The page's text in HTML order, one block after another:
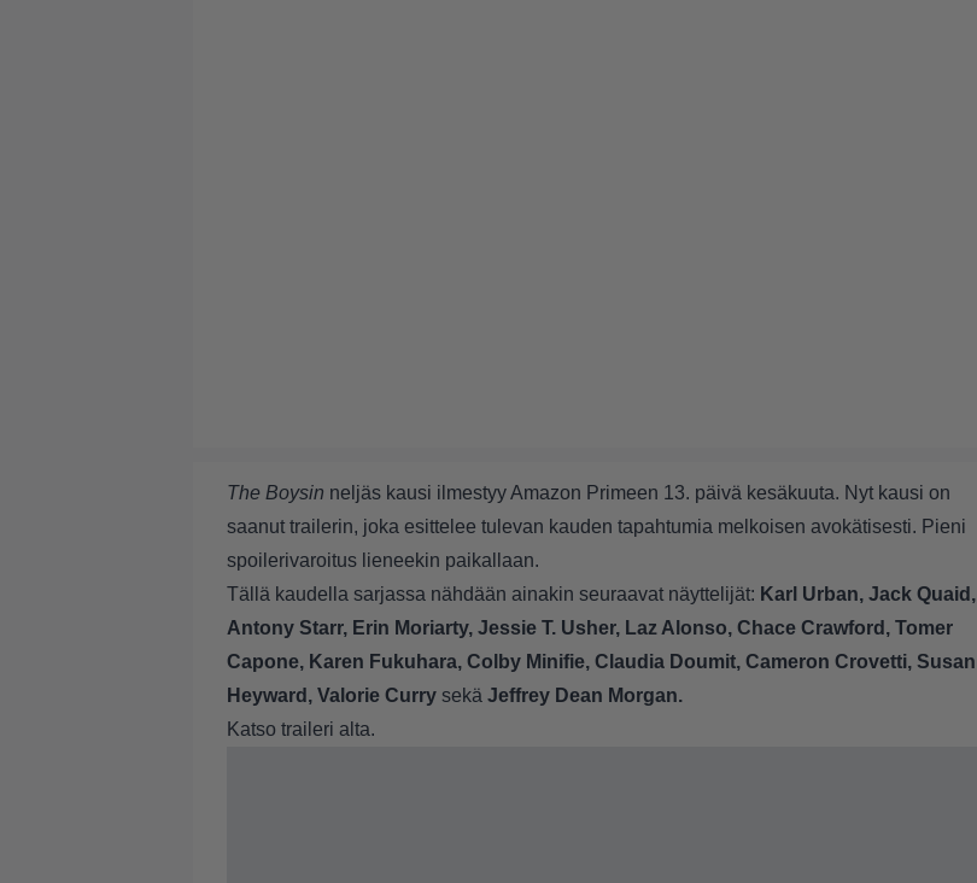
The Boysin neljäs kausi ilmestyy Amazon Primeen 13. päivä kesäkuuta. Nyt kausi on
saanut trailerin, joka esittelee tulevan kauden tapahtumia melkoisen avokätisesti. Pieni
spoilerivaroitus lieneekin paikallaan.
Tällä kaudella sarjassa nähdään ainakin seuraavat näyttelijät: Karl Urban, Jack Quaid,
Antony Starr, Erin Moriarty, Jessie T. Usher, Laz Alonso, Chace Crawford, Tomer
Capone, Karen Fukuhara, Colby Minifie, Claudia Doumit, Cameron Crovetti, Susan
Heyward, Valorie Curry sekä Jeffrey Dean Morgan.
Katso traileri alta.